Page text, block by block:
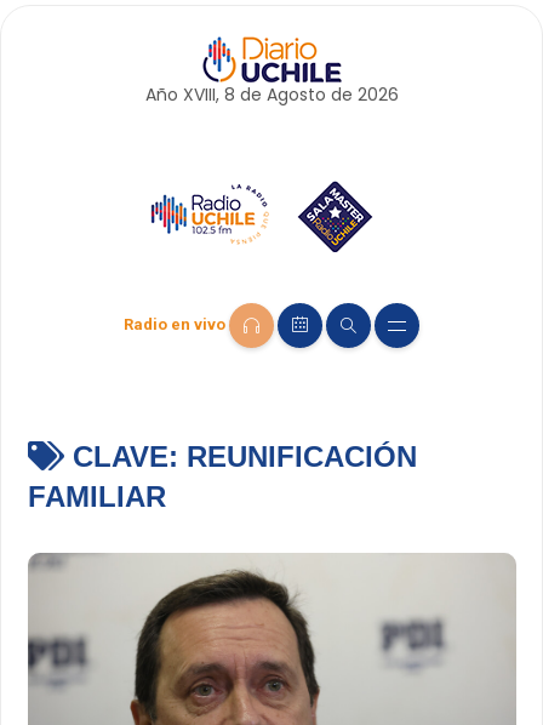
Año XVIII, 8 de Agosto de 2026
Radio en vivo
CLAVE: REUNIFICACIÓN
FAMILIAR